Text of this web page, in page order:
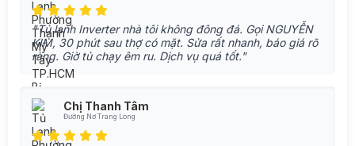
"Tủ lạnh Inverter nhà tôi không đông đá. Gọi NGUYỄN
KIM, 30 phút sau thợ có mặt. Sửa rất nhanh, báo giá rõ
ràng. Giờ tủ chạy êm ru. Dịch vụ quá tốt."
Chị Thanh Tâm
Đường Nơ Trang Long